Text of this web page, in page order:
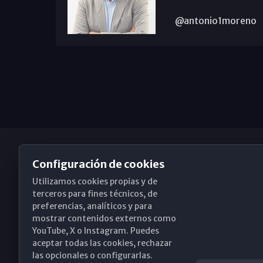
@antonio1moreno
Obispado de Málaga
Santa María, 18-20. 29015 Málaga
Configuración de cookies
Utilizamos cookies propias y de
terceros para fines técnicos, de
preferencias, analíticos y para
mostrar contenidos externos como
YouTube, X o Instagram. Puedes
aceptar todas las cookies, rechazar
las opcionales o configurarlas.